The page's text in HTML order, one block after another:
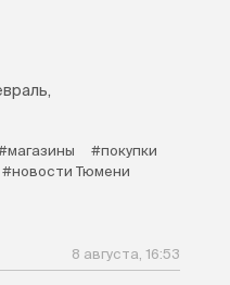
#покупки
#новости Тюмени
8 августа, 16:53